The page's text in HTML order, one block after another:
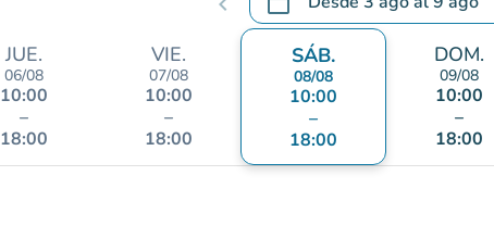
.Abra el calendario para
JUE.
06/08
10:00
–
18:00
VIE.
07/08
10:00
–
18:00
SÁB.
08/08
10:00
–
18:00
DOM.
09/08
10:00
–
18:00